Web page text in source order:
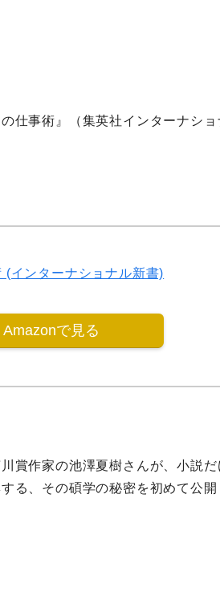
仕事術』（集英社インターナショ
(インターナショナル新書)
Amazonで見る
賞作家の池澤夏樹さんが、小説 だ
する、その碩学の秘密を初めて公開